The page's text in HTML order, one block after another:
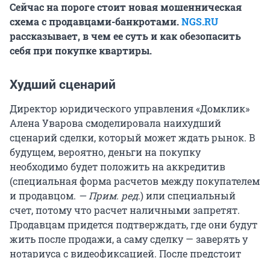
Сейчас на пороге стоит новая мошенническая
схема с продавцами-банкротами.NGS.RU
рассказывает, в чем ее суть и как обезопасить
себя при покупке квартиры.
Худший сценарий
Директор юридического управления «Домклик»
Алена Уварова смоделировала наихудший
сценарий сделки, который может ждать рынок. В
будущем, вероятно, деньги на покупку
необходимо будет положить на аккредитив
(специальная форма расчетов между покупателем
и продавцом. — Прим. ред.) или специальный
счет, потому что расчет наличными запретят.
Продавцам придется подтверждать, где они будут
жить после продажи, а саму сделку — заверять у
нотариуса с видеофиксацией. После предстоит